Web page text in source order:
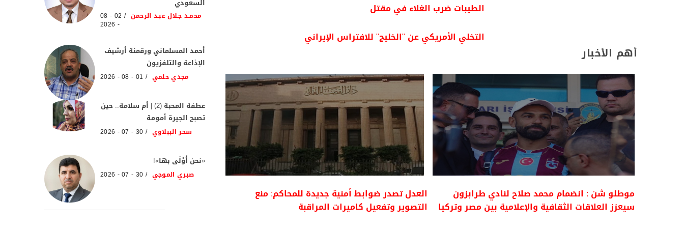
الطيبات ضرب الغلاء في مقتل
التخلي الأمريكي عن "الخليج" للافتراس الإيراني
أهم الأخبار
موطلو شن : انضمام محمد صلاح لنادي طرابزون
سيعزز العلاقات الثقافية والإعلامية بين مصر وتركيا
العدل تصدر ضوابط أمنية جديدة للمحاكم: منع
التصوير وتفعيل كاميرات المراقبة
السعودي
محمـد جـلال عبـد الرحمن 02 - 08
- 2026
أحمد المسلماني ورقمنة أرشيف
الإذاعة والتلفزيون
مجدي حلمي 01 - 08 - 2026
عطفة المحبة (2) | أم سلامة.. حين
تصبح الجيرة أمومة
سحر الببلاوي 30 - 07 - 2026
«نحن أَوْلَى بها»!
صبري الموجي 30 - 07 - 2026